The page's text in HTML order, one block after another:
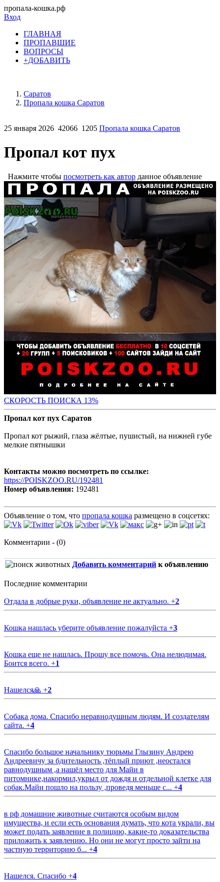
пропала-кошка.рф
Вход
ГЛАВНАЯ
ПРОПАВШИЕ
ВОПРОСЫ
+ДОБАВИТЬ
Саратов
Пропала кошка Саратов
25 января 2026 42066 1205 Пропала кошка Саратов
Пропал кот пух
Нажмите чтобы посмотреть как автор данное объявление
СКОРОСТЬ ПОИСКА 13%
Пропал кот пух Саратов
Пропал кот рыжий, глаза жёлтые, пушистый, на нижней губе
мелкие пятнышки
Контакты можно посмотреть по ссылке:
https://POISKZOO.RU/192481
Номер объявления: 192481
Объявление о том, что пропала кошка размещено в соцсетях:
Комментарии - (0)
Добавить комментарий к объявлению
Последние комментарии
Отдала в добрые руки, объявление не актуально. +2
Кошка нашлась уберите объявление пожалуйста +3
Кошка еще не нашлась. Прошу все помочь. Она нелюдимая.
Боится всего. +1
Нашелся🙏 +2
Собака дома. Спасибо неравнодушным людям. И создателям
сайта. +4
Спасибо большое начальнику тюрьмы Глызину Андрею
Андреевичу за бдительность ,тёплый приют ,неостался
равнодушным ,а нашёл место для Майи в
питомнике,накормил,укрыл от дождя и отдельной клетке для
собак.Майи пошло на пользу ,проведя меньше с... +4
в рф домашние животные считаются особым видом
имущества, и если есть основания думать, что кота украли, вы
может подать заявление в полицию, какие-то доказательства
приложить к заявлению. Но они не могут просто зайти на
частную территорию б... +4
Нашелся. Спасибо +4